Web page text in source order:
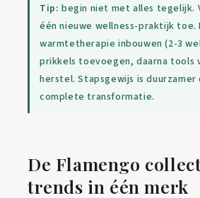
Tip: begin niet met alles tegelijk.
één nieuwe wellness-praktijk toe.
warmtetherapie inbouwen (2-3
prikkels toevoegen, daarna tools
herstel. Stapsgewijs is duurzamer
complete transformatie.
De Flamengo
trends in één merk